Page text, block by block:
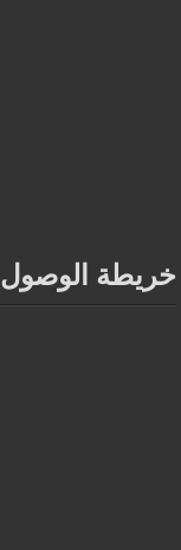
خريطة الوصول